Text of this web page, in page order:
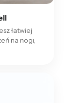
łatwiej
na nogi,